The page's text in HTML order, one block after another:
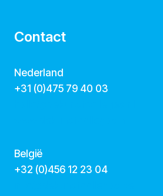
Contact
Nederland
+31 (0)475 79 40 03
België
‭+32 (0)456 12 23 04‬